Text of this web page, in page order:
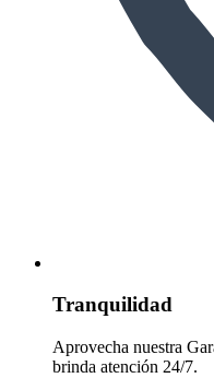
Tranquilidad
Aprovecha nuestra
brinda atención 24/7.